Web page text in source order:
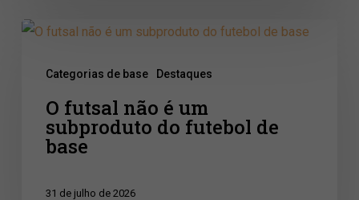
Categorias de base Destaques
O
O futsal não é um
subproduto do futebol de
base
31 de julho de 2026